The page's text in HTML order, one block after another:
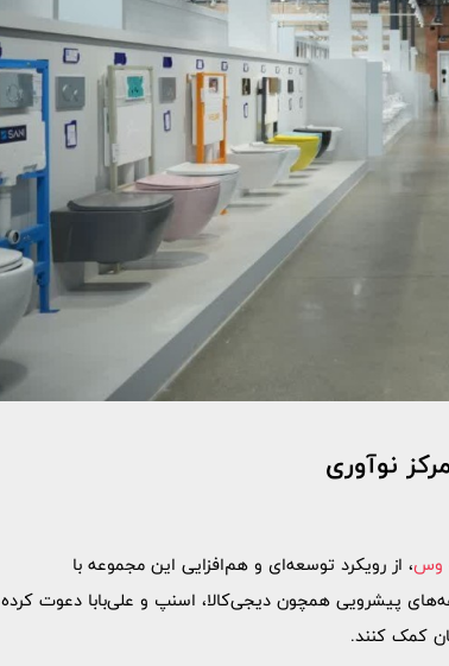
نوآوری
وس، از رویکرد توسعه‌ای و هم‌افزایی این مجموعه با
پیشرویی همچون دیجی‌کالا، اسنپ و علی‌بابا دعوت کرده
کمک کنند.